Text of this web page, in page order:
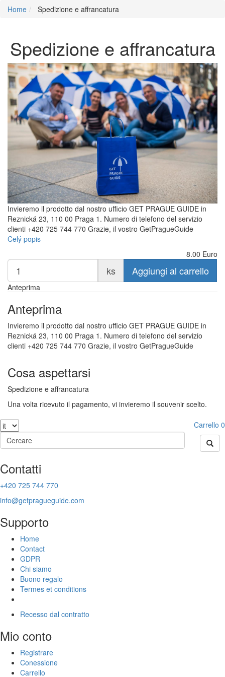
Home Spedizione e affrancatura
Spedizione e affrancatura
Invieremo il prodotto dal nostro ufficio GET PRAGUE GUIDE in
Reznická 23, 110 00 Praga 1. Numero di telefono del servizio
clienti +420 725 744 770 Grazie, il vostro GetPragueGuide
Celý popis
8.00 Euro
ks Aggiungi al carrello
Anteprima
Anteprima
Invieremo il prodotto dal nostro ufficio GET PRAGUE GUIDE in
Reznická 23, 110 00 Praga 1. Numero di telefono del servizio
clienti +420 725 744 770 Grazie, il vostro GetPragueGuide
Cosa aspettarsi
Spedizione e affrancatura
Una volta ricevuto il pagamento, vi invieremo il souvenir scelto.
Carrello 0
Contatti
+420 725 744 770
info@getpragueguide.com
Supporto
Home
Contact
GDPR
Chi siamo
Buono regalo
Termes et conditions
Recesso dal contratto
Mio conto
Registrare
Conessione
Carrello